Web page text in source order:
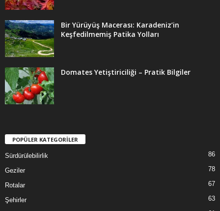
Bir Yürüyüş Macerası: Karadeniz’in
Keşfedilmemiş Patika Yolları
Domates Yetiştiriciliği – Pratik Bilgiler
POPÜLER KATEGORİLER
Sürdürülebilirlik 86
Geziler 78
Rotalar 67
Şehirler 63